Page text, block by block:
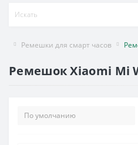
Ремешки для смарт часов
Ремешок Xiaomi Mi